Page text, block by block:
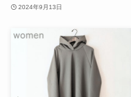
2024年9月13日